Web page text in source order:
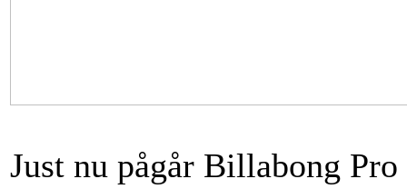
Just nu pågår Billabong